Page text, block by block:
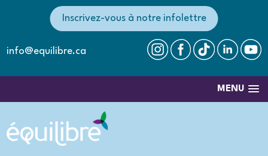
info@equilibre.ca
Inscrivez-vous à notre infolettre
MENU